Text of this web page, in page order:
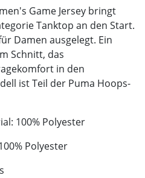
Game Jersey bringt
Tanktop an den Start.
Damen ausgelegt. Ein
Schnitt, das
in den
ist Teil der Puma Hoops-
100% Polyester
Polyester